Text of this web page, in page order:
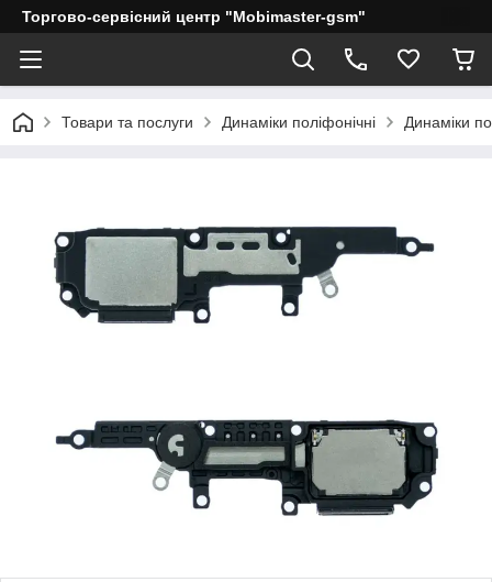
Торгово-сервісний центр "Mobimaster-gsm"
Товари та послуги Динаміки поліфонічні Динаміки